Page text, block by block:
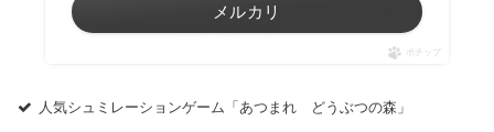
メルカリ
ポチップ
人気シュミレーションゲーム「あつまれ どうぶつの森」